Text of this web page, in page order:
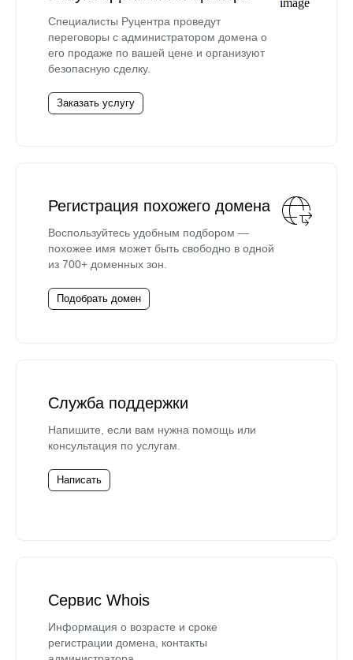
Специалисты Руцентра проведут
переговоры с администратором домена о
его продаже по вашей цене и организуют
безопасную сделку.
Заказать услугу
Регистрация похожего домена
Воспользуйтесь удобным подбором —
похожее имя может быть свободно в одной
из 700+ доменных зон.
Подобрать домен
Служба поддержки
Напишите, если вам нужна помощь или
консультация по услугам.
Написать
Сервис Whois
Информация о возрасте и сроке
регистрации домена, контакты